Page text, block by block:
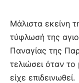
Μάλιστα εκείνη
τύφλωσή της
Παναγίας της
τελιώσει όταν
είχε επιδεινωθεί.